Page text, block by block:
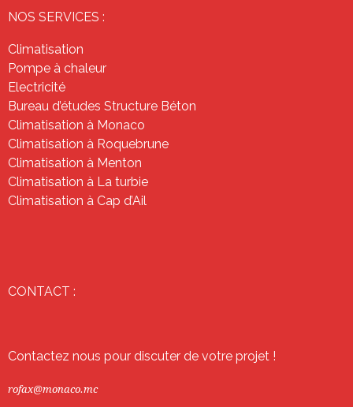
NOS SERVICES :
Climatisation
Pompe à chaleur
Electricité
Bureau d’études Structure Béton
Climatisation à Monaco
Climatisation à Roquebrune
Climatisation à Menton
Climatisation à La turbie
Climatisation à Cap d’Ail
CONTACT :
Contactez nous pour discuter de votre projet !
rofax@monaco.mc